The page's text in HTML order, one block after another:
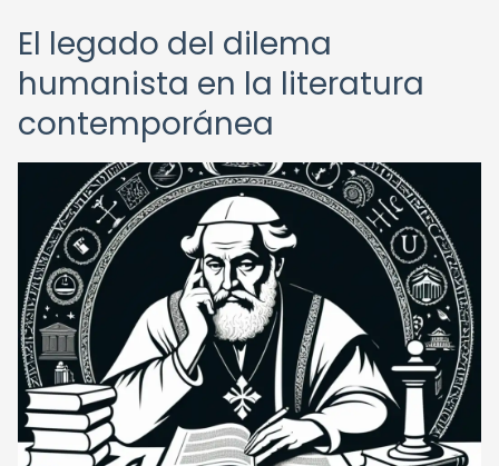
El legado del dilema
humanista en la literatura
contemporánea